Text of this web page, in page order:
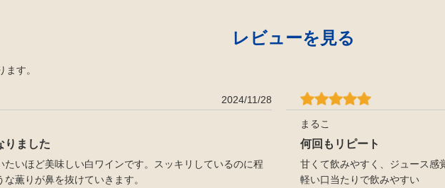
レビューを見る
す。
2024/11/28
りました
いほど美味しい白ワインです。スッキリしているのに程
薫りが鼻を抜けていきます。
まるこ
何回もリピート
甘くて飲みやすく、ジュース感
軽い口当たりで飲みやすい